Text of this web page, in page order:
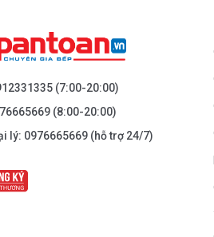
- NGUYỄN TRÃI - THANH
(7:00-20:00)
(8:00-20:00)
lý: 0976665669 (hỗ trợ 24/7)